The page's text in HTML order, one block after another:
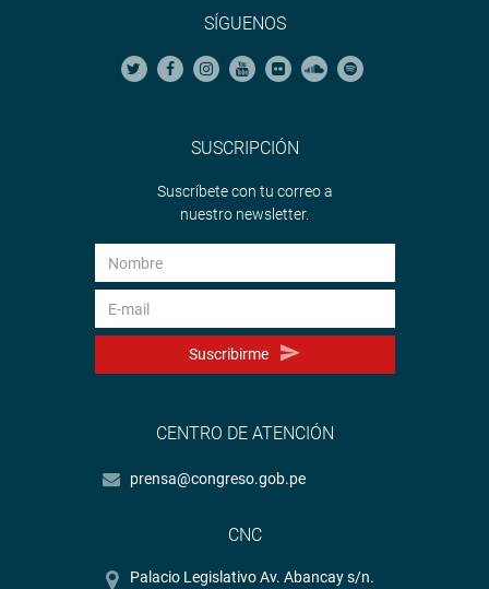
SÍGUENOS
SUSCRIPCIÓN
Suscríbete con tu correo a
nuestro newsletter.
Suscribirme
CENTRO DE ATENCIÓN
prensa@congreso.gob.pe
CNC
Palacio Legislativo Av. Abancay s/n.